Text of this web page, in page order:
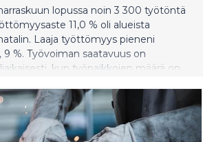
lopussa noin 3 300 työtöntä
11,0 % oli alueista
Laaja työttömyys pieneni
9 %. Työvoiman saatavuus on
kun työpaikkojen määrä on